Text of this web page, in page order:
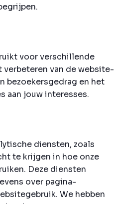
voor verschillende
van de website-
bezoekersgedrag en het
aan jouw interesses.
diensten, zoals
te krijgen in hoe onze
Deze diensten
over pagina-
We hebben